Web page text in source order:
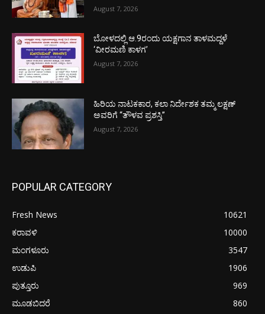
August 7, 2026
ಬೋಳದಲ್ಲಿ ಆ.9ರಂದು ಯಕ್ಷಗಾನ ತಾಳಮದ್ದಳೆ
‘ವೀರಮಣಿ ಕಾಳಗ’
August 7, 2026
ಹಿರಿಯ ನಾಟಕಕಾರ, ಕಲಾ ನಿರ್ದೇಶಕ ತಮ್ಮ ಲಕ್ಷಣ್
ಅವರಿಗೆ “ತೌಳವ ಪ್ರಶಸ್ತಿ”
August 7, 2026
POPULAR CATEGORY
Fresh News
10621
ಕರಾವಳಿ
10000
ಮಂಗಳೂರು
3547
ಉಡುಪಿ
1906
ಪುತ್ತೂರು
969
ಮೂಡಬಿದರೆ
860